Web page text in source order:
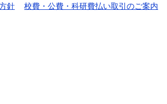
針 校費・公費・科研費払い取引のご案内